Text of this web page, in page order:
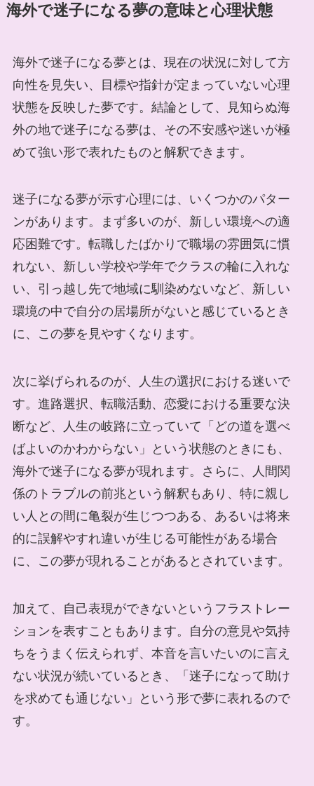
海外で迷子になる夢の意味と心理状態
海外で迷子になる夢とは、現在の状況に対して方
向性を見失い、目標や指針が定まっていない心理
状態を反映した夢です。結論として、見知らぬ海
外の地で迷子になる夢は、その不安感や迷いが極
めて強い形で表れたものと解釈できます。
迷子になる夢が示す心理には、いくつかのパター
ンがあります。まず多いのが、新しい環境への適
応困難です。転職したばかりで職場の雰囲気に慣
れない、新しい学校や学年でクラスの輪に入れな
い、引っ越し先で地域に馴染めないなど、新しい
環境の中で自分の居場所がないと感じているとき
に、この夢を見やすくなります。
次に挙げられるのが、人生の選択における迷いで
す。進路選択、転職活動、恋愛における重要な決
断など、人生の岐路に立っていて「どの道を選べ
ばよいのかわからない」という状態のときにも、
海外で迷子になる夢が現れます。さらに、人間関
係のトラブルの前兆という解釈もあり、特に親し
い人との間に亀裂が生じつつある、あるいは将来
的に誤解やすれ違いが生じる可能性がある場合
に、この夢が現れることがあるとされています。
加えて、自己表現ができないというフラストレー
ションを表すこともあります。自分の意見や気持
ちをうまく伝えられず、本音を言いたいのに言え
ない状況が続いているとき、「迷子になって助け
を求めても通じない」という形で夢に表れるので
す。